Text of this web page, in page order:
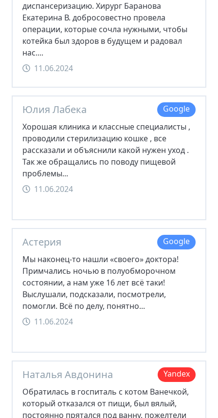
диспансеризацию. Хирург Баранова
Екатерина В. добросовестно провела
операции, которые сочла нужными, чтобы
котейка был здоров в будущем и радовал
нас....
11.06.2024
Юлия Лабека
Google
Хорошая клиника и классные специалисты ,
проводили стерилизацию кошке , все
рассказали и объяснили какой нужен уход .
Так же обращались по поводу пищевой
проблемы...
11.06.2024
Астерия
Google
Мы наконец-то нашли «своего» доктора!
Примчались ночью в полуобморочном
состоянии, а нам уже 16 лет всё таки!
Выслушали, подсказали, посмотрели,
помогли. Всё по делу, понятно...
11.06.2024
Наталья Авдонина
Yandex
Обратилась в госпиталь с котом Ванечкой,
который отказался от пищи, был вялый,
постоянно прятался под ванну, пожелтели